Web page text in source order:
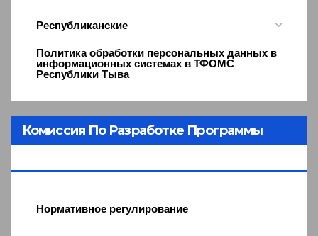
Республиканские
Политика обработки персональных данных в
информационных системах в ТФОМС
Республики Тыва
Комиссия По Разработке Программы
Нормативное регулирование